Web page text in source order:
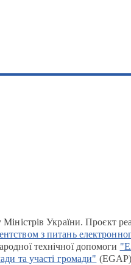
Міністрів України. Проєкт
з питань
технічної допомоги
та участі громади"